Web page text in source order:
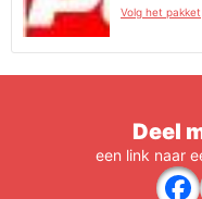
Volg het pakket
Deel
een link naar